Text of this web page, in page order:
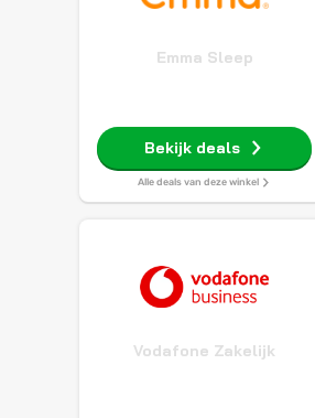
Emma Sleep
Bekijk deals
Alle deals van deze winkel
Vodafone Zakelijk